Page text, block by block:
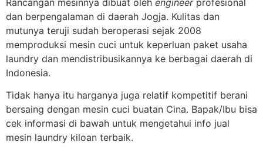
dan berpengalaman di daerah Jogja. Kulitas dan
mutunya teruji sudah beroperasi sejak 2008
memproduksi mesin cuci untuk keperluan paket usaha
laundry dan mendistribusikannya ke berbagai daerah di
Indonesia.
Tidak hanya itu harganya juga relatif kompetitif berani
bersaing dengan mesin cuci buatan Cina. Bapak/Ibu bisa
cek informasi di bawah untuk mengetahui info jual
mesin laundry kiloan terbaik.